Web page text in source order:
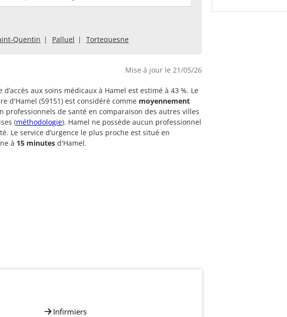
Quentin Palluel Tortequesne
Mise à jour le 21/05/26
d’accès aux soins médicaux à Hamel est estimé à 43 %. Le
d'Hamel (59151) est considéré comme moyennement
professionnels de santé en comparaison des autres villes
(méthodologie). Hamel ne possède aucun professionnel
Le service d’urgence le plus proche est situé en
à 15 minutes d'Hamel.
Infirmiers